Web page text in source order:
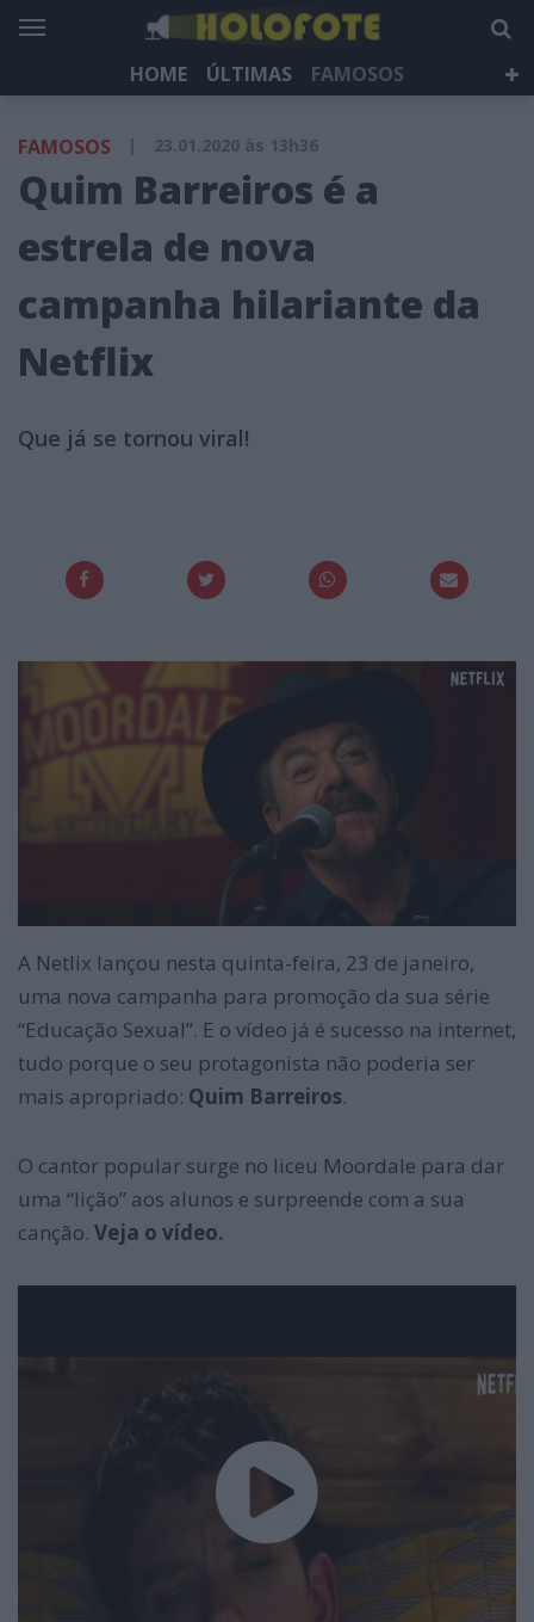
HOME ÚLTIMAS
FAMOSOS
HOLOFOTE TV
NEWSLETTER
FAMOSOS | 23.01.2020 às 13h36
Quim Barreiros é a
estrela de nova
campanha hilariante da
Netflix
Que já se tornou viral!
A Netlix lançou nesta quinta-feira, 23 de janeiro,
uma nova campanha para promoção da sua série
“Educação Sexual”. E o vídeo já é sucesso na internet,
tudo porque o seu protagonista não poderia ser
mais apropriado: Quim Barreiros.
O cantor popular surge no liceu Moordale para dar
uma “lição” aos alunos e surpreende com a sua
canção. Veja o vídeo.